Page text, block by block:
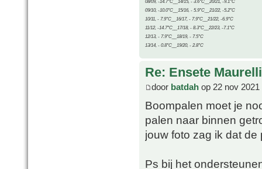
08/09, -14.7°C__14/15, - 3.6°C__20/21, -9.1°C
09/10, -10.0°C__15/16, - 5.9°C__21/22, -5.2°C
10/11, - 7.9°C__16/17, - 7.9°C__21/22, -6.9°C
11/12, -14.7°C__17/18, - 8.3°C__22/23, -7.1°C
12/13, - 7.9°C__18/19, - 7.5°C
13/14, - 0.8°C__19/20, - 2.8°C
Re: Ensete
door batdah op 22 nov 2021
Boompalen moet je
palen naar binnen
jouw foto zag ik dat
Ps bij het